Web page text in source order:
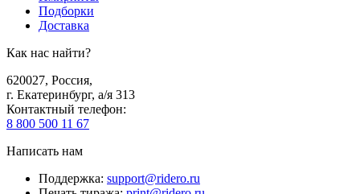
Подборки
Доставка
Как нас найти?
620027, Россия,
г. Екатеринбург, а/я 313
Контактный телефон:
8 800 500 11 67
Написать нам
Поддержка: support@ridero.ru